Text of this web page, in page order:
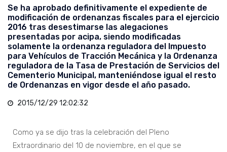
Se ha aprobado definitivamente el expediente de
modificación de ordenanzas fiscales para el ejercicio
2016 tras desestimarse las alegaciones
presentadas por acipa, siendo modificadas
solamente la ordenanza reguladora del Impuesto
para Vehículos de Tracción Mecánica y la Ordenanza
reguladora de la Tasa de Prestación de Servicios del
Cementerio Municipal, manteniéndose igual el resto
de Ordenanzas en vigor desde el año pasado.
2015/12/29 12:02:32
Como ya se dijo tras la celebración del Pleno
Extraordinario del 10 de noviembre, en el que se